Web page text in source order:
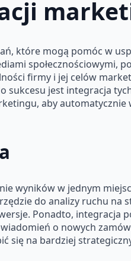
które mogą pomóc w
społecznościowymi,
firmy i jej celów
sukcesu jest integracja
aby automatycznie
wyników w jednym
do analizy ruchu na
Ponadto, integracja
o nowych
się na bardziej